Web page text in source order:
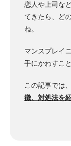
恋人や上司な
てきたら、ど
ね。
マンスプレイ
手にかわすこ
この記事では、
徴、対処法を